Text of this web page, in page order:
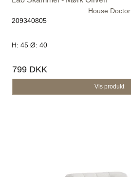
House Doctor
209340805
H: 45 Ø: 40
799 DKK
Vis produkt